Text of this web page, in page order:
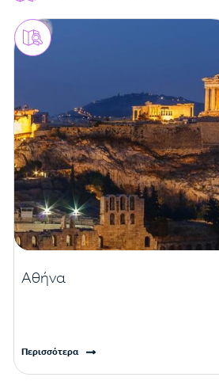
Αθήνα
Περισσότερα